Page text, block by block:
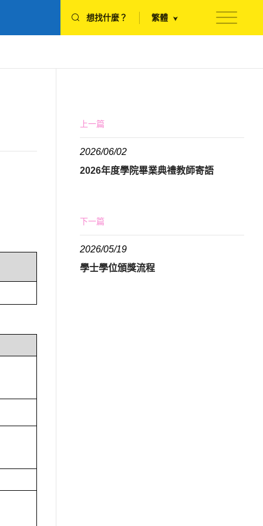
想找什麼？ 繁體
上一篇
2026/06/02
2026年度學院畢業典禮教師寄語
下一篇
2026/05/19
學士學位頒獎流程